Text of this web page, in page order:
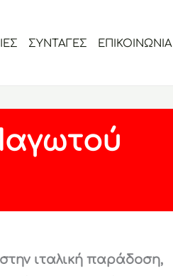
ΣΥΝΤΑΓΕΣ ΕΠΙΚΟΙΝΩΝΙΑ
ιταλική παράδοση,